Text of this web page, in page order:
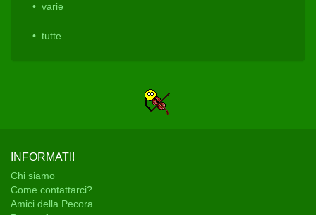
varie
tutte
INFORMATI!
Chi siamo
Come contattarci?
Amici della Pecora